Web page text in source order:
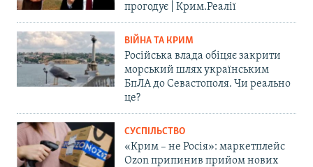
прогодує | Крим.Реалії
ВІЙНА ТА КРИМ
Російська влада обіцяє закрити
морський шлях українським
БпЛА до Севастополя. Чи реально
це?
СУСПІЛЬСТВО
«Крим – не Росія»: маркетплейс
Ozon припинив прийом нових